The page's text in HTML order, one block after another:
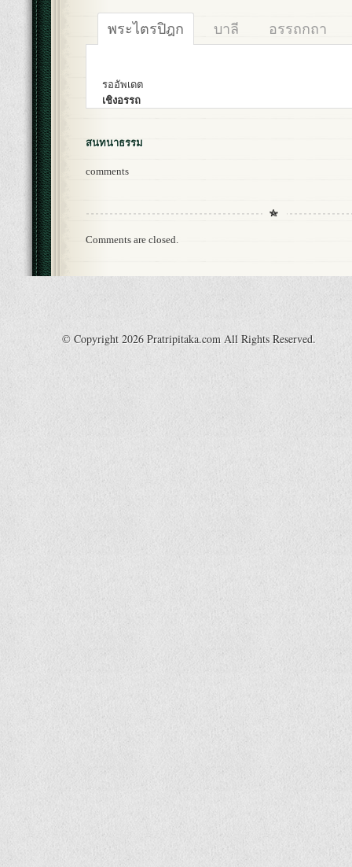
พระไตรปิฎก บาลี อรรถกถา
รออัพเดต
เชิงอรรถ
สนทนาธรรม
comments
Comments are closed.
© Copyright 2026 Pratripitaka.com All Rights Reserved.